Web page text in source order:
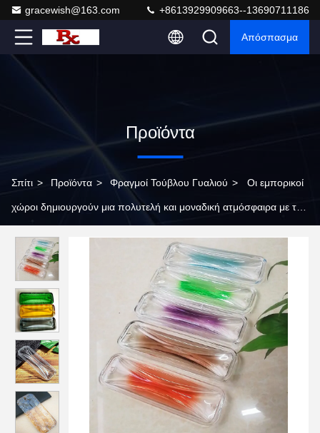
gracewish@163.com +8613929909663--13690711186
Απόσπασμα
Προϊόντα
Σπίτι > Προϊόντα > Φραγμοί Τούβλου Γυαλιού > Οι εμπορικοί
χώροι δημιουργούν μια πολυτελή και μοναδική ατμόσφαιρα με τα